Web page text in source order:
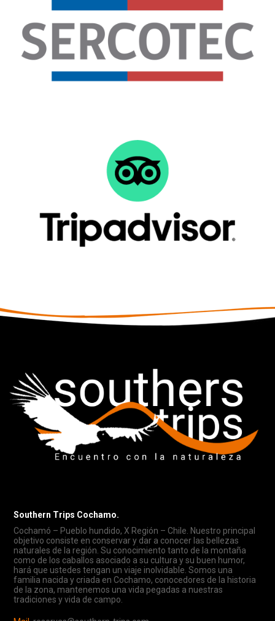
Southern Trips Cochamo.
Cochamó – Pueblo hundido, X Región – Chile. Nuestro principal
objetivo consiste en conservar y dar a conocer las bellezas
naturales de la región. Su conocimiento tanto de la montaña
como de los caballos asociado a su cultura y su buen humor,
hará que ustedes tengan un viaje inolvidable. Somos una
familia nacida y criada en Cochamo, conocedores de la historia
de la zona, mantenemos una vida pegadas a nuestras
tradiciones y vida de campo.